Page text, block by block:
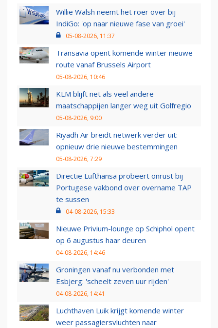
Willie Walsh neemt het roer over bij
IndiGo: 'op naar nieuwe fase van groei'
05-08-2026, 11:37
Transavia opent komende winter nieuwe
route vanaf Brussels Airport
05-08-2026, 10:46
KLM blijft net als veel andere
maatschappijen langer weg uit Golfregio
05-08-2026, 9:00
Riyadh Air breidt netwerk verder uit:
opnieuw drie nieuwe bestemmingen
05-08-2026, 7:29
Directie Lufthansa probeert onrust bij
Portugese vakbond over overname TAP
te sussen
04-08-2026, 15:33
Nieuwe Privium-lounge op Schiphol opent
op 6 augustus haar deuren
04-08-2026, 14:46
Groningen vanaf nu verbonden met
Esbjerg: 'scheelt zeven uur rijden'
04-08-2026, 14:41
Luchthaven Luik krijgt komende winter
weer passagiersvluchten naar